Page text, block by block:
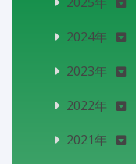
2024年
2023年
2022年
2021年